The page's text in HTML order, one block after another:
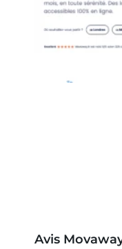
Avis